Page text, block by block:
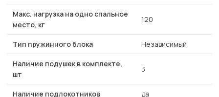
Макс. нагрузка на одно спальное
место, кг
120
Тип пружинного блока Независимый
Наличие подушек в комплекте,
шт
3
Наличие подлокотников да